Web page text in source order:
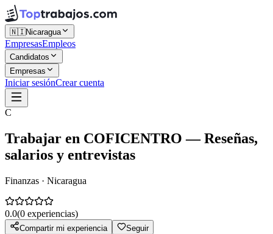
🇳🇮Nicaragua
EmpresasEmpleos
Candidatos
Empresas
Iniciar sesiónCrear cuenta
C
Trabajar en COFICENTRO — Reseñas,
salarios y entrevistas
Finanzas · Nicaragua
0.0(0 experiencias)
Compartir mi experiencia
Seguir